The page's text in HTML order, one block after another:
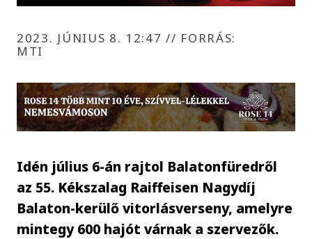
2023. JÚNIUS 8. 12:47// FORRÁS:
MTI
Idén július 6-án rajtol Balatonfüredről
az 55. Kékszalag Raiffeisen Nagydíj
Balaton-kerülő vitorlásverseny, amelyre
mintegy 600 hajót várnak a szervezők.